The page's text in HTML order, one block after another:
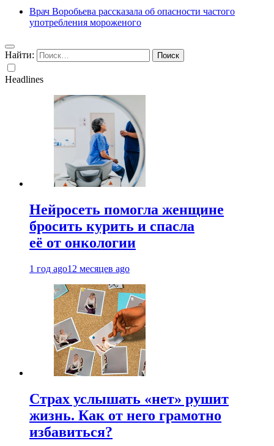
Врач Воробьева рассказала об опасности частого
употребления мороженого
Найти:
Headlines
Нейросеть помогла женщине
бросить курить и спасла
её от онкологии
1 год ago12 месяцев ago
Страх услышать «нет» рушит
жизнь. Как от него грамотно
избавиться?